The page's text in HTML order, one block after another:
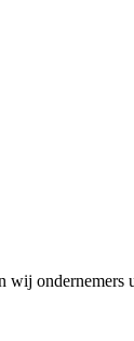
ondernemers